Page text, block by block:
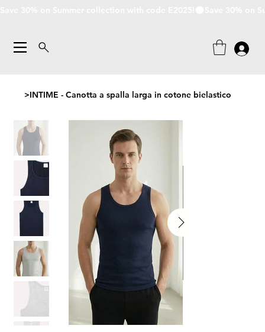
>INTIME - Canotta a spalla larga in cotone bielastico